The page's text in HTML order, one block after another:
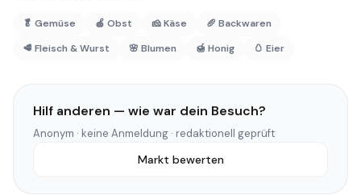
🥬 Gemüse 🍎 Obst 🧀 Käse
🥖 Backwaren
🥩 Fleisch & Wurst
🌸 Blumen 🍯 Honig 🥚 Eier
Hilf anderen — wie war dein Besuch?
Anonym · keine Anmeldung · redaktionell geprüft
Markt bewerten